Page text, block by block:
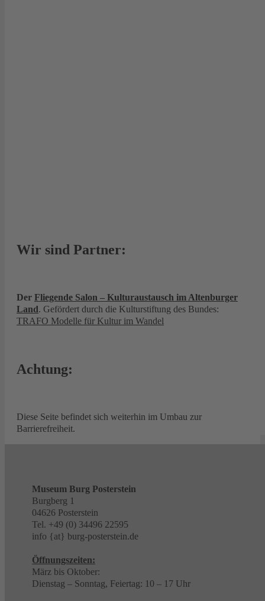
Wir sind Partner:
Der Fliegende Salon – Kulturaustausch im Altenburger
Land. Gefördert durch die Kulturstiftung des Bundes:
TRAFO Modelle für Kultur im Wandel
Achtung:
Diese Seite befindet sich weiterhin im Umbau zur
Barrierefreiheit.
Museum Burg Posterstein
Burgberg 1
04626 Posterstein
Tel. +49 (0) 34496 22595
info {at} burg-posterstein.de
Öffnungszeiten:
März bis Oktober:
Dienstag – Sonntag, Feiertag: 10 – 17 Uhr